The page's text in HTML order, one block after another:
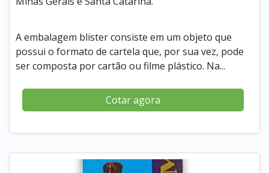
A embalagem blister consiste em um objeto que
possui o formato de cartela que, por sua vez, pode
ser composta por cartão ou filme plástico. Na...
Cotar agora